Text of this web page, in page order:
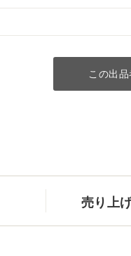
この出
売り上